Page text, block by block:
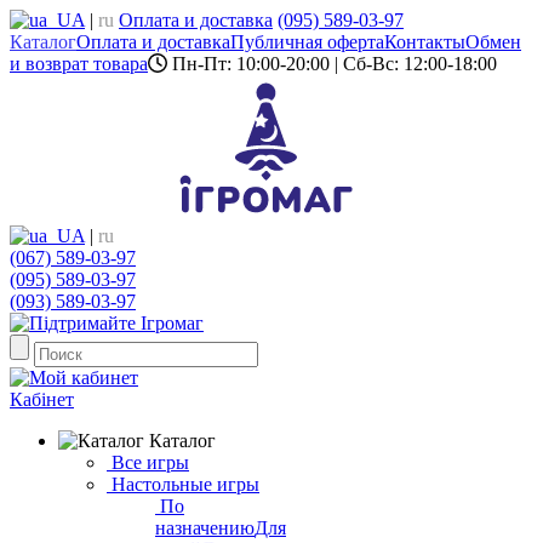
UA | ru Оплата и доставка (095) 589-03-97
КаталогОплата и доставкаПубличная офертаКонтактыОбмен
и возврат товара
Пн-Пт: 10:00-20:00 | Сб-Вс: 12:00-18:00
UA | ru
(067) 589-03-97
(095) 589-03-97
(093) 589-03-97
Кабінет
Каталог
Все игры
Настольные игры
По
назначениюДля